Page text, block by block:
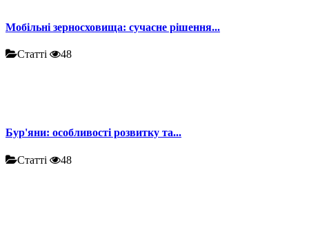
Мобільні зерносховища: сучасне рішення...
Статті 48
Бур'яни: особливості розвитку та...
Статті 48